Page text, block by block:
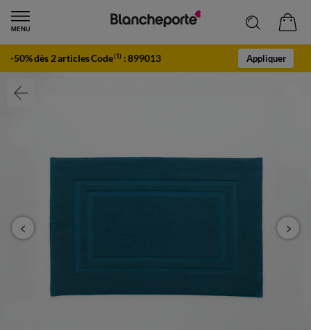
-50% dès 2 articles Code(1) :899013 Appliquer